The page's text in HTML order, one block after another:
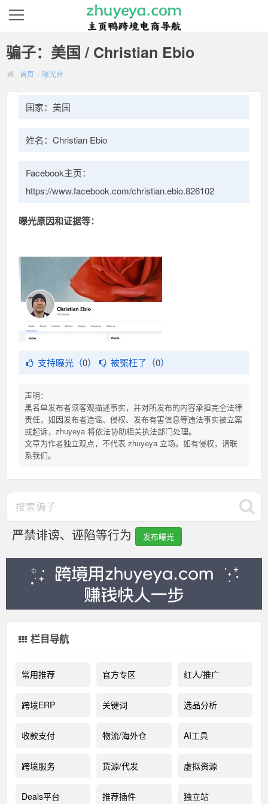
骗子：美国 / Christian Ebio
首页 > 曝光台
国家：美国
姓名：Christian Ebio
Facebook主页：
https://www.facebook.com/christian.ebio.826102
曝光原因和证据等：
支持曝光（0） 被冤枉了（0）
声明：
黑名单发布者须客观描述事实，并对所发布的内容承担完全法律
责任，如因发布者造谣、侵权、发布有害信息等违法事实被立案
或起诉，zhuyeya 将依法协助相关执法部门处理。
文章为作者独立观点，不代表 zhuyeya 立场。如有侵权，请联
系我们。
严禁诽谤、诬陷等行为 发布曝光
栏目导航
常用推荐 官方专区 红人/推广
跨境ERP 关键词 选品分析
收款支付 物流/海外仓 AI工具
跨境服务 货源/代发 虚拟资源
Deals平台 推荐插件 独立站